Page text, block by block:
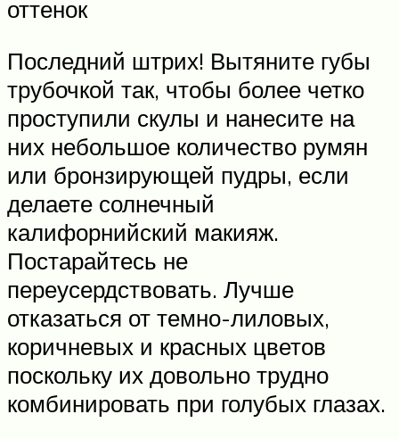
оттенок
Последний штрих! Вытяните губы
трубочкой так, чтобы более четко
проступили скулы и нанесите на
них небольшое количество румян
или бронзирующей пудры, если
делаете солнечный
калифорнийский макияж.
Постарайтесь не
переусердствовать. Лучше
отказаться от темно-лиловых,
коричневых и красных цветов
поскольку их довольно трудно
комбинировать при голубых глазах.